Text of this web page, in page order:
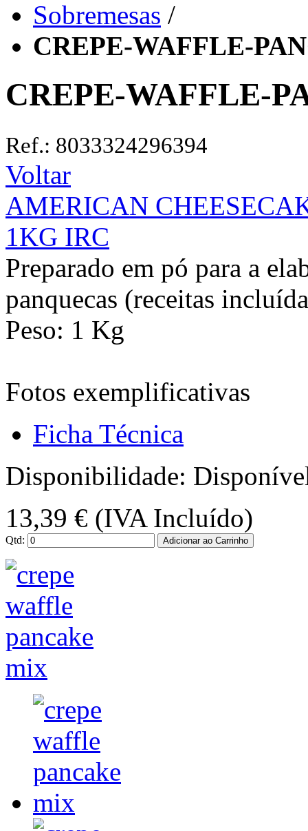
Sobremesas /
CREPE-WAFFLE-
CREPE-WAFFLE-
Ref.: 8033324296394
Voltar
AMERICAN
1KG IRC
Preparado em pó para a
panquecas (receitas
Peso: 1 Kg
Fotos exemplificativas
Ficha Técnica
Disponibilidade:
13,39 € (IVA Incluído)
Qtd: Adicionar ao Carrinho